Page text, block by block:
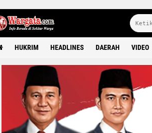
HUKRIM HEADLINES DAERAH VIDEO